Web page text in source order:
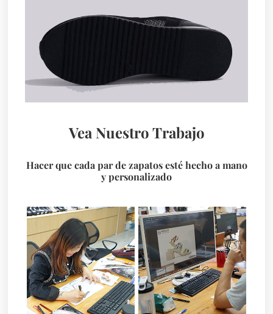
Vea Nuestro Trabajo
Hacer que cada par de zapatos esté hecho a mano
y personalizado